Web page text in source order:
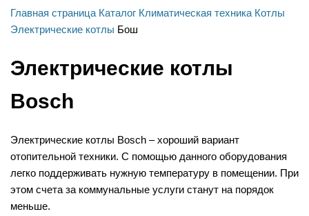
Главная страница Каталог Климатическая техника Котлы
Электрические котлы Бош
Электрические котлы
Bosch
Электрические котлы Bosch – хороший вариант
отопительной техники. С помощью данного оборудования
легко поддерживать нужную температуру в помещении. При
этом счета за коммунальные услуги станут на порядок
меньше.